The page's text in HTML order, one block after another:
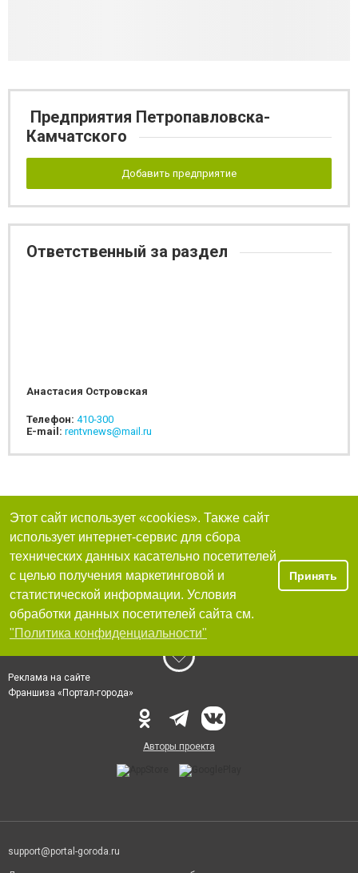
Предприятия Петропавловска-
Камчатского
Добавить предприятие
Ответственный за раздел
Анастасия Островская
Телефон: 410-300
E-mail: rentvnews@mail.ru
Этот сайт использует «cookies». Также сайт
использует интернет-сервис для сбора
технических данных касательно посетителей
с целью получения маркетинговой и
статистической информации. Условия
обработки данных посетителей сайта см.
"Политика конфиденциальности"
Принять
Реклама на сайте
Франшиза «Портал-города»
Авторы проекта
support@portal-goroda.ru